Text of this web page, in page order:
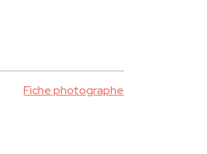
Fiche photographe